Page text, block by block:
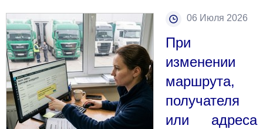
06 Июля 2026
При
изменении
маршрута,
получателя
или адреса